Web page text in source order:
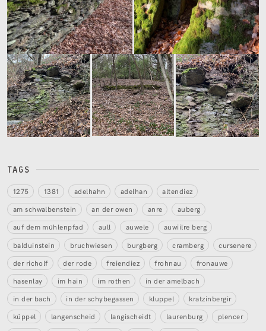
TAGS
1275 1381 adelhahn adelhan
altendiez
am schwalbenstein
an der owen anre
auberg
auf dem mühlenpfad
aull auwele
auwiilre berg
balduinstein
bruchwiesen burgberg cramberg
cursenere
der richolf
der rode freiendiez frohnau
fronauwe
hasenlay
im hain im rothen
in der amelbach
in der bach
in der schybegassen kluppel
kratzinbergir
küppel
langenscheid langischeidt laurenburg
plencer